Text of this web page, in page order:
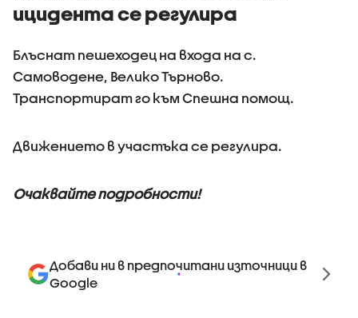
ицидента се регулира
Блъснат пешеходец на входа на с.
Самоводене, Велико Търново.
Транспортират го към Спешна помощ.
Движението в участъка се регулира.
Очаквайте подробности!
Добави ни в предпочитани източници в
Google